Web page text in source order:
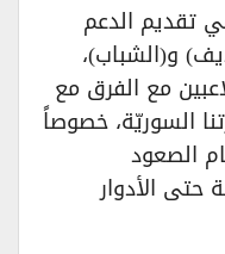
تقديم الدعم
و(الشباب)،
مع الفرق مع
السوريّة، خصوصاً
الصعود
الأدوار